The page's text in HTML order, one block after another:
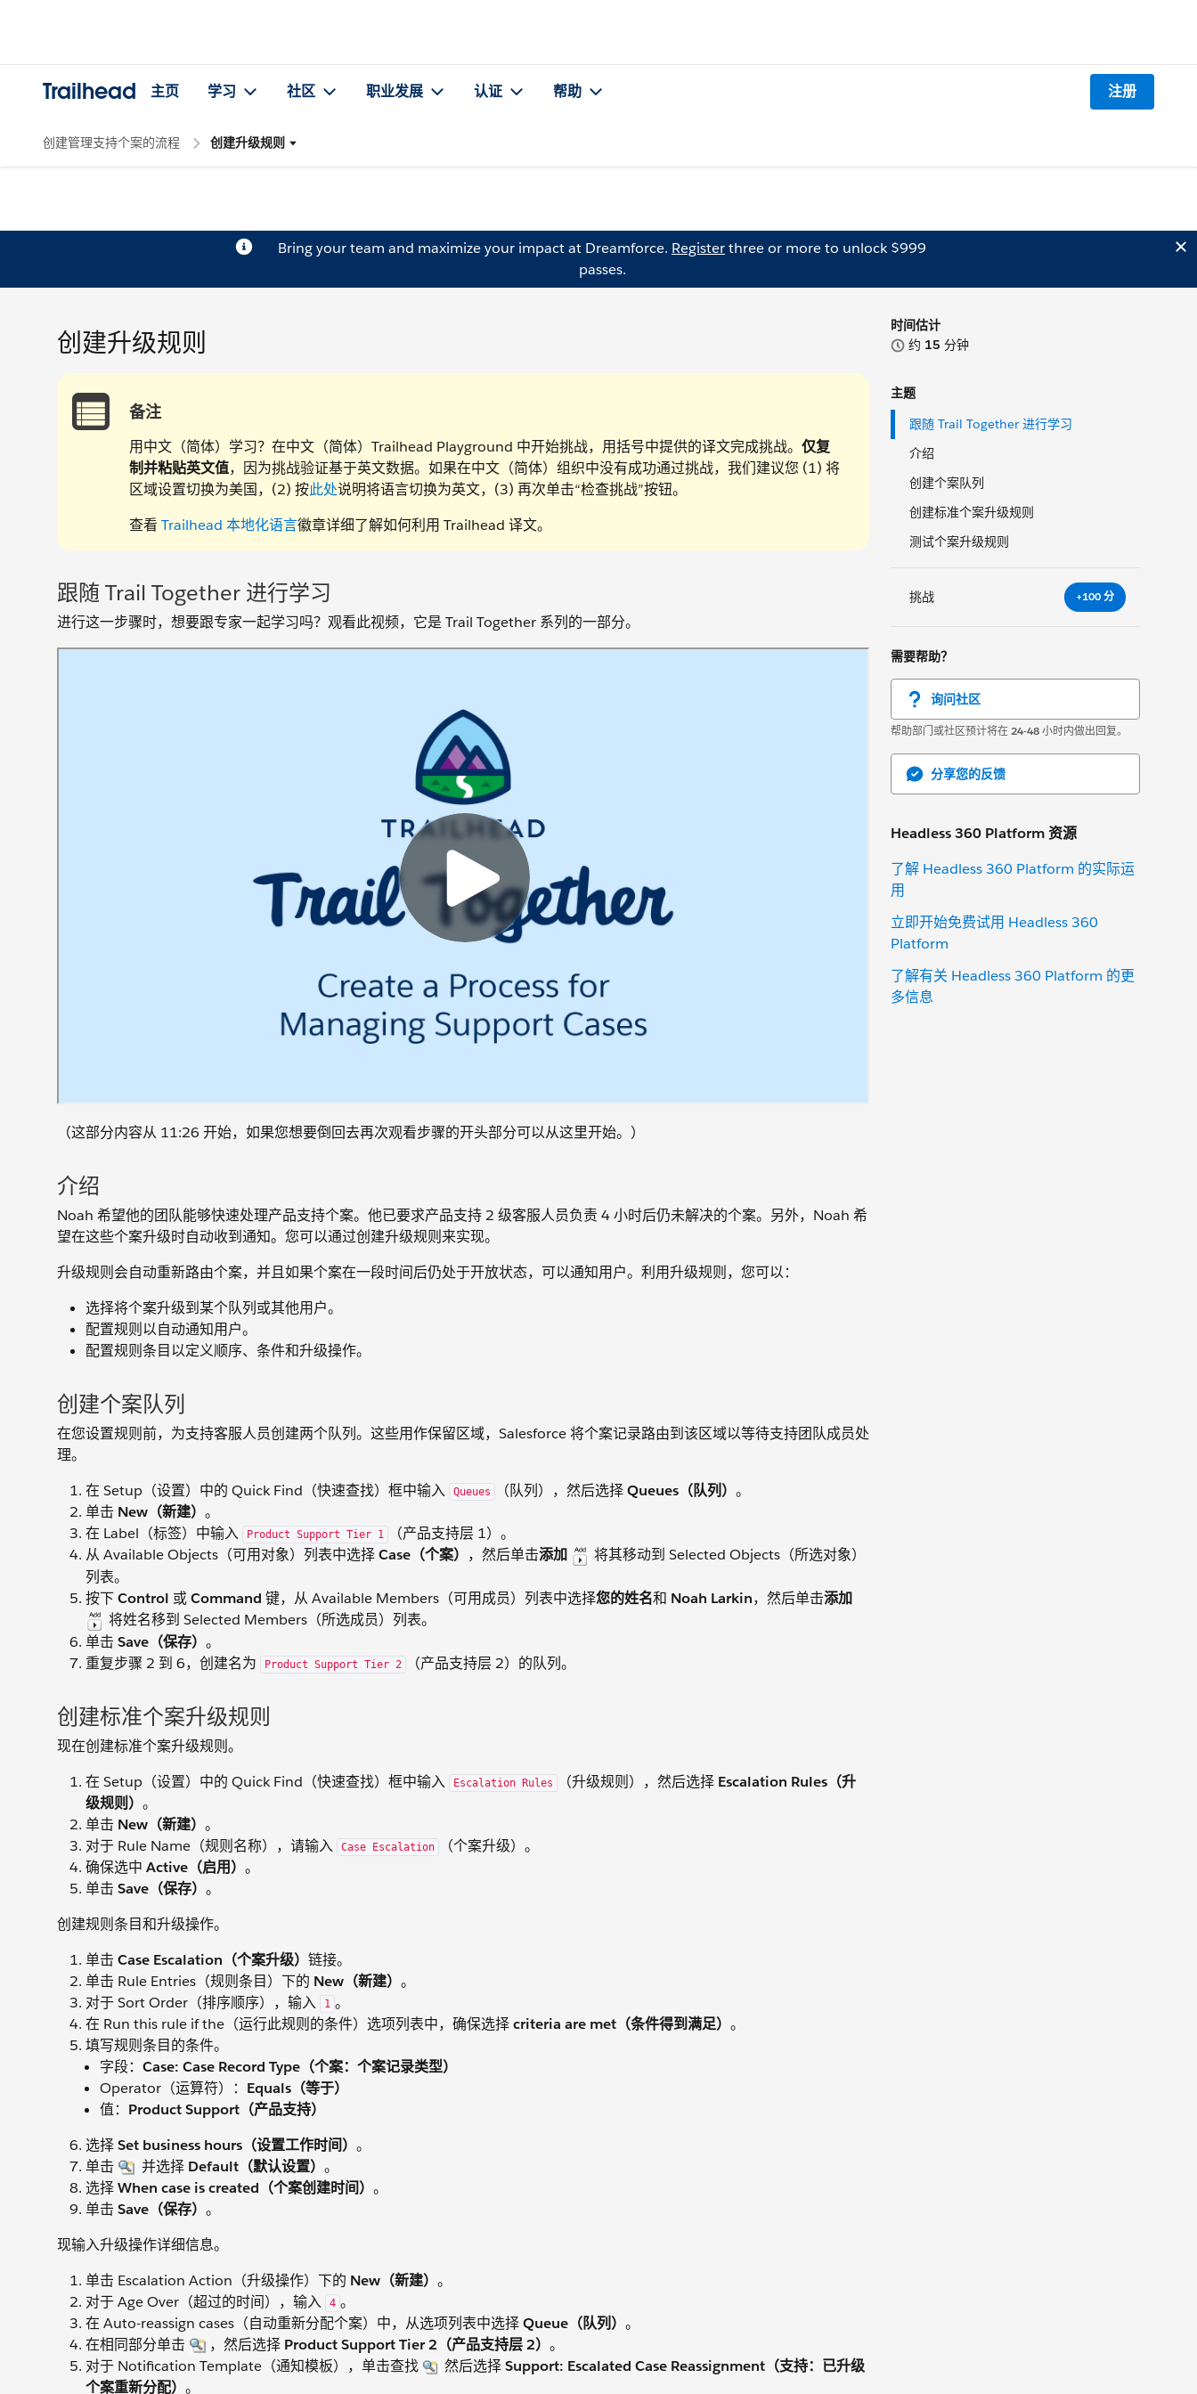
Trailhead 主页 学习 社区 职业发展 认证 帮助 注册
创建管理支持个案的流程 创建升级规则
Bring your team and maximize your impact at Dreamforce. Registerthree or more to unlock $999
passes.
时间估计
约 15 分钟
主题
跟随 Trail Together 进行学习
介绍
创建个案队列
创建标准个案升级规则
测试个案升级规则
挑战 +100 分
需要帮助？
询问社区
帮助部门或社区预计将在24-48小时内做出回复。
分享您的反馈
Headless 360 Platform 资源
了解 Headless 360 Platform 的实际运
用
立即开始免费试用 Headless 360
Platform
了解有关 Headless 360 Platform 的更
多信息
创建升级规则
备注
用中文（简体）学习？在中文（简体）Trailhead Playground 中开始挑战，用括号中提供的译文完成挑战。 仅复
制并粘贴英文值，因为挑战验证基于英文数据。如果在中文（简体）组织中没有成功通过挑战，我们建议您 (1) 将
区域设置切换为美国，(2) 按此处说明将语言切换为英文，(3) 再次单击“检查挑战”按钮。
查看 Trailhead 本地化语言徽章详细了解如何利用 Trailhead 译文。
跟随 Trail Together 进行学习
进行这一步骤时，想要跟专家一起学习吗？观看此视频，它是 Trail Together 系列的一部分。
（这部分内容从 11:26 开始，如果您想要倒回去再次观看步骤的开头部分可以从这里开始。）
介绍
Noah 希望他的团队能够快速处理产品支持个案。他已要求产品支持 2 级客服人员负责 4 小时后仍未解决的个案。另外，Noah 希
望在这些个案升级时自动收到通知。您可以通过创建升级规则来实现。
升级规则会自动重新路由个案，并且如果个案在一段时间后仍处于开放状态，可以通知用户。利用升级规则，您可以：
选择将个案升级到某个队列或其他用户。
配置规则以自动通知用户。
配置规则条目以定义顺序、条件和升级操作。
创建个案队列
在您设置规则前，为支持客服人员创建两个队列。这些用作保留区域，Salesforce 将个案记录路由到该区域以等待支持团队成员处
理。
在 Setup（设置）中的 Quick Find（快速查找）框中输入
Queues （队列），然后选择Queues（队列） 。
单击 New（新建） 。
在 Label（标签）中输入
Product Support Tier 1
（产品支持层 1）。
从 Available Objects（可用对象）列表中选择Case（个案） ，然后单击添加
将其移动到 Selected Objects（所选对象）
列表。
按下Control 或Command 键，从 Available Members（可用成员）列表中选择您的姓名和 Noah Larkin，然后单击添加
将姓名移到 Selected Members（所选成员）列表。
单击 Save（保存） 。
重复步骤 2 到 6，创建名为
Product Support Tier 2 （产品支持层 2）的队列。
创建标准个案升级规则
现在创建标准个案升级规则。
在 Setup（设置）中的 Quick Find（快速查找）框中输入
Escalation Rules （升级规则），然后选择 Escalation Rules（升
级规则） 。
单击 New（新建） 。
对于 Rule Name（规则名称），请输入
Case Escalation
（个案升级）。
确保选中 Active（启用） 。
单击 Save（保存） 。
创建规则条目和升级操作。
单击 Case Escalation（个案升级） 链接。
单击 Rule Entries（规则条目）下的 New（新建） 。
对于 Sort Order（排序顺序），输入
1 。
在 Run this rule if the（运行此规则的条件）选项列表中，确保选择criteria are met（条件得到满足） 。
填写规则条目的条件。
字段： Case: Case Record Type（个案：个案记录类型）
Operator（运算符）： Equals（等于）
值： Product Support（产品支持）
选择Set business hours（设置工作时间） 。
单击
并选择 Default（默认设置） 。
选择When case is created（个案创建时间） 。
单击 Save（保存） 。
现输入升级操作详细信息。
单击 Escalation Action（升级操作）下的 New（新建） 。
对于 Age Over（超过的时间），输入
4 。
在 Auto-reassign cases（自动重新分配个案）中，从选项列表中选择Queue（队列） 。
在相同部分单击
，然后选择 Product Support Tier 2（产品支持层 2） 。
对于 Notification Template（通知模板），单击查找
然后选择Support: Escalated Case Reassignment（支持：已升级
个案重新分配） 。